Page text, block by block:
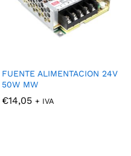
FUENTE ALIMENTACION 24V
50W MW
€14,05 + IVA